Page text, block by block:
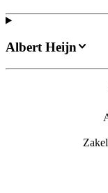
Albert Heijn